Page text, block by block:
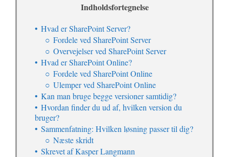
Indholdsfortegnelse
Hvad er SharePoint Server?
Fordele ved SharePoint Server
Overvejelser ved SharePoint Server
Hvad er SharePoint Online?
Fordele ved SharePoint Online
Ulemper ved SharePoint Online
Kan man bruge begge versioner samtidig?
Hvordan finder du ud af, hvilken version du
bruger?
Sammenfatning: Hvilken løsning passer til dig?
Næste skridt
Skrevet af Kasper Langmann